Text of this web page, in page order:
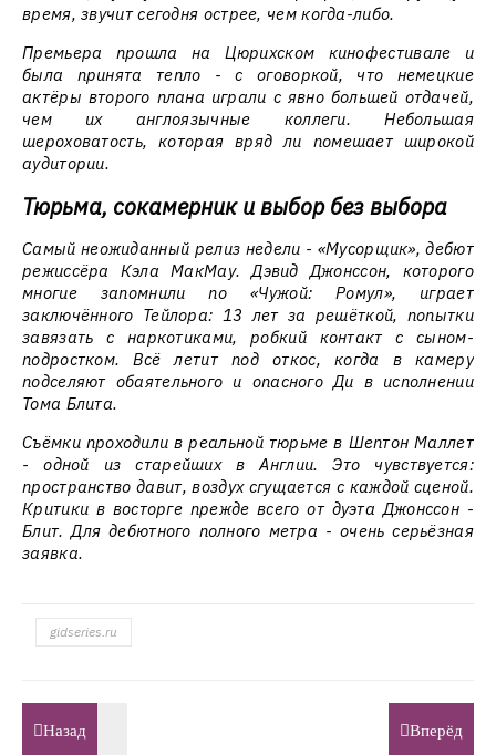
время, звучит сегодня острее, чем когда-либо.
Премьера прошла на Цюрихском кинофестивале и
была принята тепло - с оговоркой, что немецкие
актёры второго плана играли с явно большей отдачей,
чем их англоязычные коллеги. Небольшая
шероховатость, которая вряд ли помешает широкой
аудитории.
Тюрьма, сокамерник и выбор без выбора
Самый неожиданный релиз недели - «Мусорщик», дебют
режиссёра Кэла МакМау. Дэвид Джонссон, которого
многие запомнили по «Чужой: Ромул», играет
заключённого Тейлора: 13 лет за решёткой, попытки
завязать с наркотиками, робкий контакт с сыном-
подростком. Всё летит под откос, когда в камеру
подселяют обаятельного и опасного Ди в исполнении
Тома Блита.
Съёмки проходили в реальной тюрьме в Шептон Маллет
- одной из старейших в Англии. Это чувствуется:
пространство давит, воздух сгущается с каждой сценой.
Критики в восторге прежде всего от дуэта Джонссон -
Блит. Для дебютного полного метра - очень серьёзная
заявка.
gidseries.ru
Назад Вперёд